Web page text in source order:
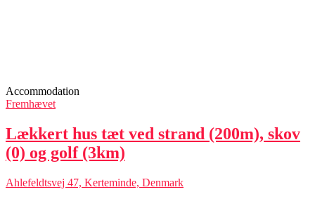
Accommodation
Fremhævet
Lækkert hus tæt ved strand (200m), skov
(0) og golf (3km)
Ahlefeldtsvej 47, Kerteminde, Denmark